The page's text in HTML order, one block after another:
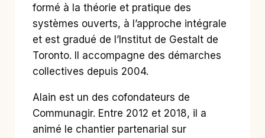
formé à la théorie et pratique des
systèmes ouverts, à l’approche intégrale
et est gradué de l’Institut de Gestalt de
Toronto. Il accompagne des démarches
collectives depuis 2004.
Alain est un des cofondateurs de
Communagir. Entre 2012 et 2018, il a
animé le chantier partenarial sur